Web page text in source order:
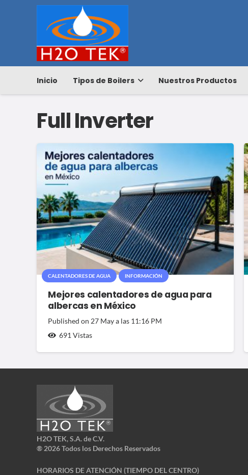
Inicio Tipos de Boilers Nuestros Productos
Full Inverter
CALENTADORES DE AGUA INFORMACIÓN
Mejores calentadores de agua para
albercas en México
Published on 27 May a las 11:16 PM
691 Vistas
H2O TEK, S.A. de C.V.
® 2026 Todos los Derechos Reservados
HORARIOS DE ATENCIÓN (TIEMPO DEL CENTRO)